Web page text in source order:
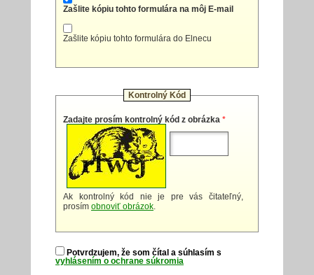
Zašlite kópiu tohto formulára na môj E-mail
Zašlite kópiu tohto formulára do Elnecu
Kontrolný Kód
Zadajte prosím kontrolný kód z obrázka *
Ak kontrolný kód nie je pre vás čitateľný,
prosím obnoviť obrázok.
Potvrdzujem, že som čítal a súhlasím s
vyhlásením o ochrane súkromia